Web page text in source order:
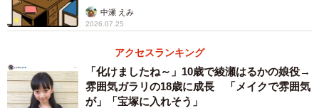
Aさんも夫も知らなかったのですが、一般的な居住用マンシ
り、多くの場合、民泊の貸し出しや住民以外が出入りする
ような事務所利用は禁止されています。さらに、商用利用
の有無は火災保険の適用にも関わってきます。
中瀬 えみ
2026.07.25
アクセスランキング
「化けましたね～」10歳で綾瀬はるかの娘役→
雰囲気ガラリの18歳に成長 「メイクで雰囲気
が」「宝塚に入れそう」